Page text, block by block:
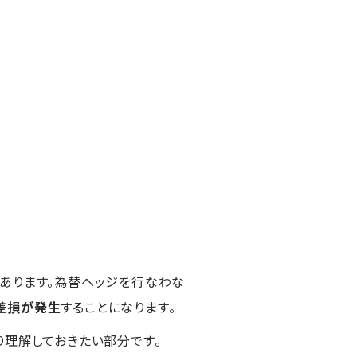
ります。為替ヘッジを行なわな
損が発生することになります。
解しておきたい部分です。